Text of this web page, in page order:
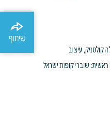
שיתוף
שיתוף
קולסניק, עיצוב
ראשית: שוברי קופות ישראל